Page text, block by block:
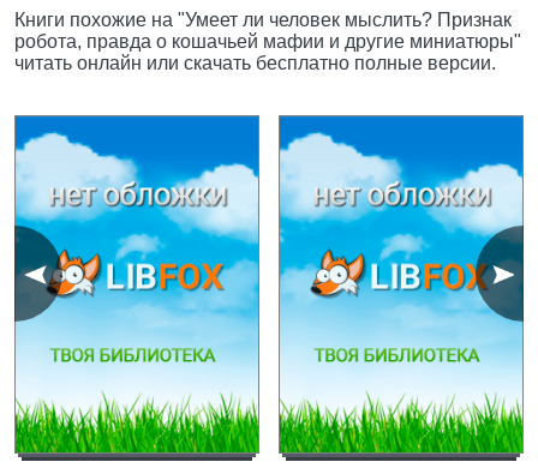
Книги похожие на "Умеет ли человек мыслить? Признак
робота, правда о кошачьей мафии и другие миниатюры"
читать онлайн или скачать бесплатно полные версии.